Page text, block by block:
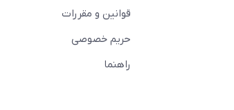
قوانین و مقررات
حریم خصوصی
راهنما